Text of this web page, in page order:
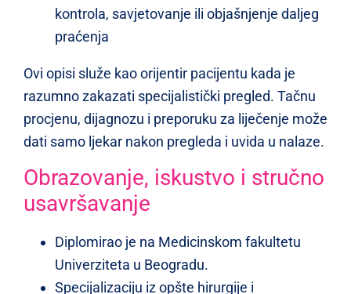
kontrola, savjetovanje ili objašnjenje daljeg
praćenja
Ovi opisi služe kao orijentir pacijentu kada je
razumno zakazati specijalistički pregled. Tačnu
procjenu, dijagnozu i preporuku za liječenje može
dati samo ljekar nakon pregleda i uvida u nalaze.
Obrazovanje, iskustvo i stručno
usavršavanje
Diplomirao je na Medicinskom fakultetu
Univerziteta u Beogradu.
Specijalizaciju iz opšte hirurgije i